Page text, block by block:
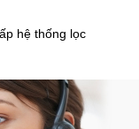
hệ thống lọc